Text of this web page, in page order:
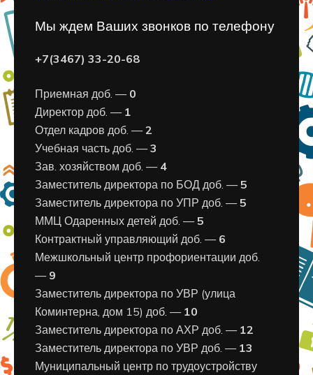
Мы ждем Ваших звонков по телефону
+7(3467) 33-20-68
Приемная доб. — 0
Директор доб. — 1
Отдел кадров доб. —2
Учебная часть доб. —3
Зав. хозяйством доб. — 4
Заместитель директора по БОД доб. —5
Заместитель директора по УПР доб. —5
ММЦ Одаренных детей доб. —5
Контрактный управляющий доб. — 6
Межшкольный центр профориентации доб.
— 9
Заместитель директора по УВР (улица
Коминтерна, дом 15) доб. — 10
Заместитель директора по АХР доб. — 12
Заместитель директора по УВР доб. — 13
Муниципальный центр по трудоустройству